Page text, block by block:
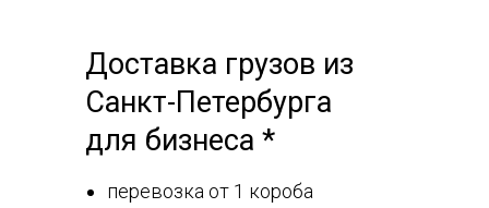
Доставка грузов из
Санкт-Петербурга
для бизнеса *
перевозка от 1 короба